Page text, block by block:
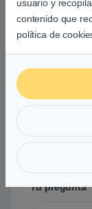
No hay
una
Tu pregunta*
usuario y
contenido que
política de